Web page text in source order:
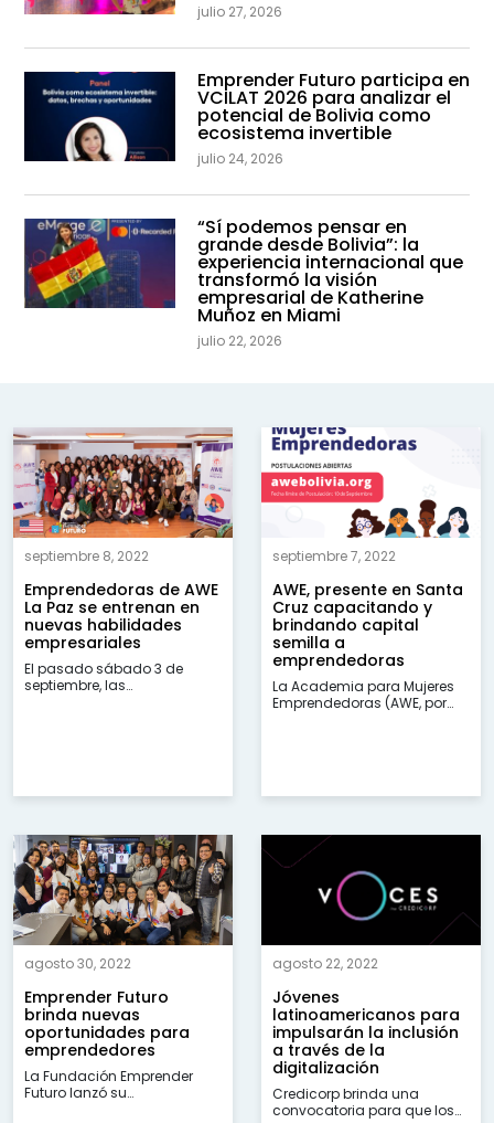
julio 27, 2026
Emprender Futuro participa en
VCILAT 2026 para analizar el
potencial de Bolivia como
ecosistema invertible
julio 24, 2026
“Sí podemos pensar en
grande desde Bolivia”: la
experiencia internacional que
transformó la visión
empresarial de Katherine
Muñoz en Miami
julio 22, 2026
septiembre 8, 2022
Emprendedoras de AWE
La Paz se entrenan en
nuevas habilidades
empresariales
El pasado sábado 3 de
septiembre, las
septiembre 7, 2022
AWE, presente en Santa
Cruz capacitando y
brindando capital
semilla a
emprendedoras
La Academia para Mujeres
Emprendedoras (AWE, por
agosto 30, 2022
Emprender Futuro
brinda nuevas
oportunidades para
emprendedores
La Fundación Emprender
Futuro lanzó su
agosto 22, 2022
Jóvenes
latinoamericanos para
impulsarán la inclusión
a través de la
digitalización
Credicorp brinda una
convocatoria para que los